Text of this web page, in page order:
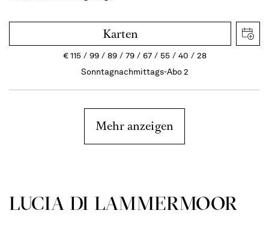
Karten
€115 99 89 79 67 55 40
28
Sonntagnachmittags-Abo 2
Mehr anzeigen
LUCIA DI LAMMER­MOOR